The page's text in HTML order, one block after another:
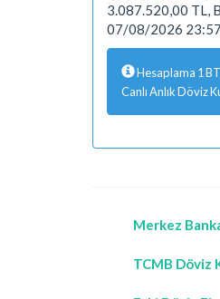
3.087.520,00 TL,
07/08/2026
Hesaplama 1
Canlı Anlık Döviz
Merkez
TCMB Döviz